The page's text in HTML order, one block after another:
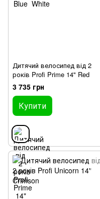
Дитячий велосипед від 2
років Profi Prime 14" Red
3 735 грн
Купити